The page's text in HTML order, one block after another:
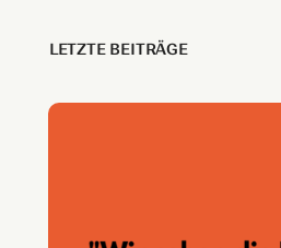
LETZTE BEITRÄGE